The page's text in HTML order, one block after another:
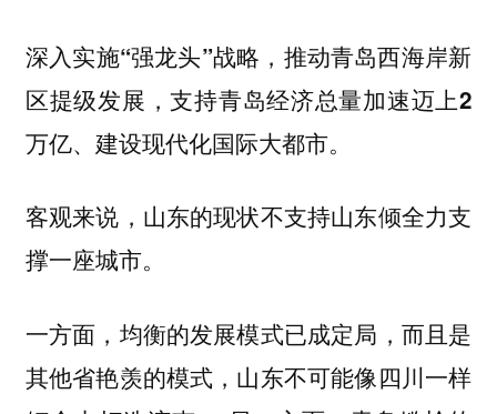
深入实施“强龙头”战略，推动青岛西海岸新
区提级发展，支持青岛经济总量加速迈上2
万亿、建设现代化国际大都市。
客观来说，山东的现状不支持山东倾全力支
撑一座城市。
一方面，均衡的发展模式已成定局，而且是
其他省艳羡的模式，山东不可能像四川一样